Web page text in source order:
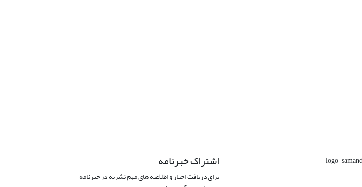
اشتراک خبرنامه
برای دریافت اخبار و اطلاعیه های مهم نشریه در خبرنامه